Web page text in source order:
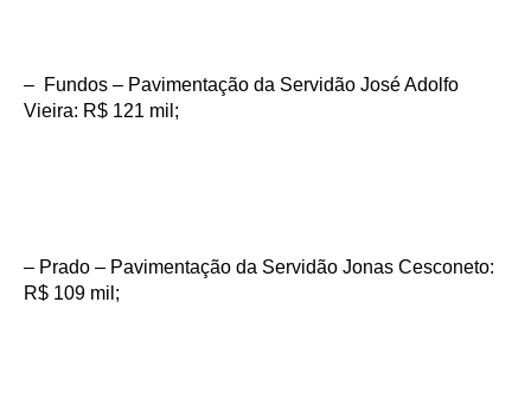
– Fundos – Pavimentação da Servidão José Adolfo
Vieira: R$ 121 mil;
– Prado – Pavimentação da Servidão Jonas Cesconeto:
R$ 109 mil;